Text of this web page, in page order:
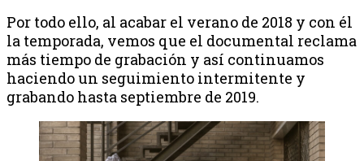
Por todo ello, al acabar el verano de 2018 y con él
la temporada, vemos que el documental reclama
más tiempo de grabación y así continuamos
haciendo un seguimiento intermitente y
grabando hasta septiembre de 2019.